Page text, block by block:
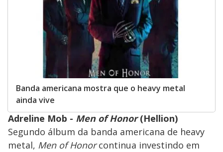
Banda americana mostra que o heavy metal
ainda vive
Adreline Mob - Men of Honor(Hellion)
Segundo álbum da banda americana de heavy
metal, Men of Honorcontinua investindo em